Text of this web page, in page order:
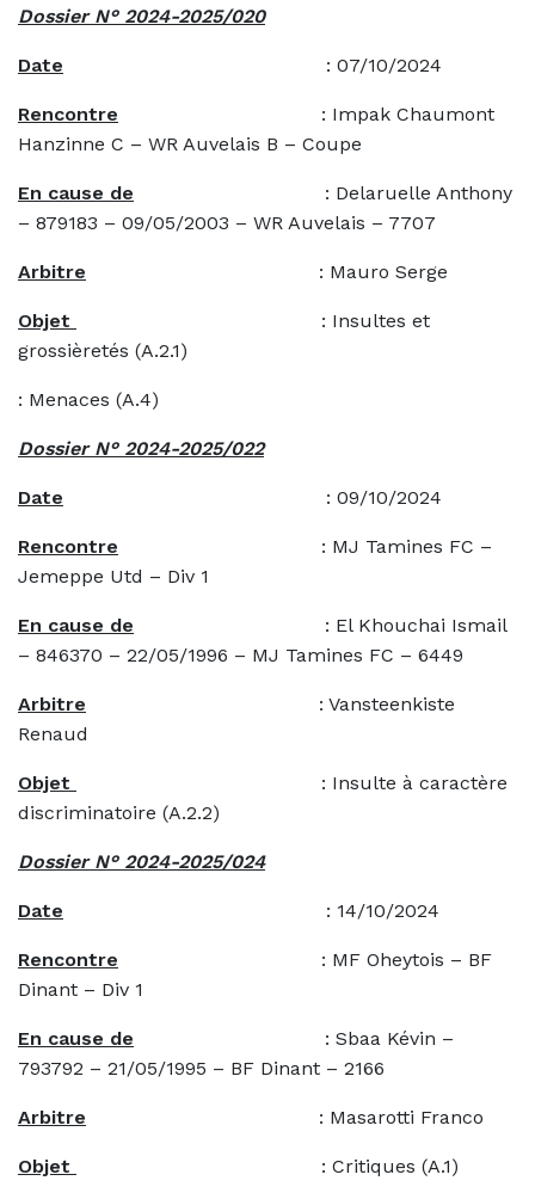
Dossier N° 2024-2025/020
Date : 07/10/2024
Rencontre : Impak Chaumont
Hanzinne C – WR Auvelais B – Coupe
En cause de : Delaruelle Anthony
– 879183 – 09/05/2003 – WR Auvelais – 7707
Arbitre : Mauro Serge
Objet
: Insultes et
grossièretés (A.2.1)
: Menaces (A.4)
Dossier N° 2024-2025/022
Date : 09/10/2024
Rencontre : MJ Tamines FC –
Jemeppe Utd – Div 1
En cause de : El Khouchai Ismail
– 846370 – 22/05/1996 – MJ Tamines FC – 6449
Arbitre : Vansteenkiste
Renaud
Objet
: Insulte à caractère
discriminatoire (A.2.2)
Dossier N° 2024-2025/024
Date : 14/10/2024
Rencontre : MF Oheytois – BF
Dinant – Div 1
En cause de : Sbaa Kévin –
793792 – 21/05/1995 – BF Dinant – 2166
Arbitre : Masarotti Franco
Objet : Critiques (A.1)